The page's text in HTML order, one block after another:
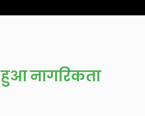
हुआ नागरिकता